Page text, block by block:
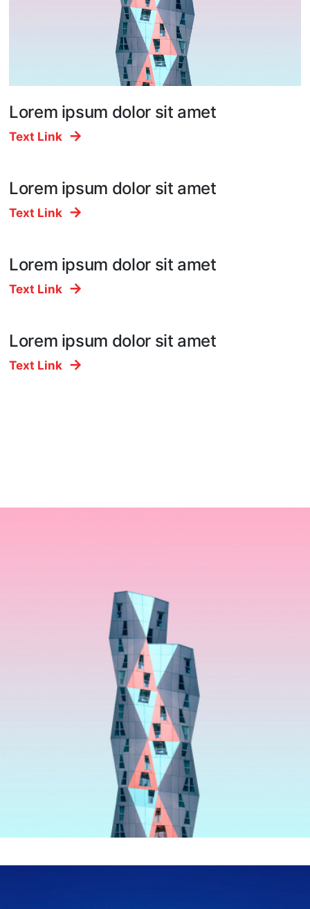
Lorem ipsum dolor sit amet
Text Link
Lorem ipsum dolor sit amet
Text Link
Lorem ipsum dolor sit amet
Text Link
Lorem ipsum dolor sit amet
Text Link